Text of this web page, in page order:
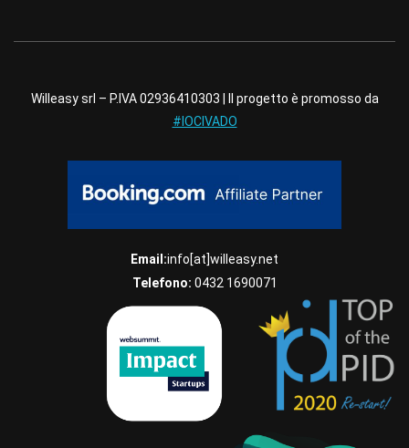
Willeasy srl – P.IVA 02936410303 | Il progetto è promosso da
#IOCIVADO
Email:info[at]willeasy.net
Telefono: 0432 1690071